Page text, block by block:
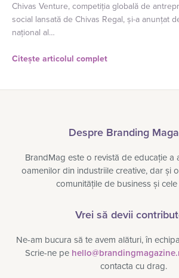
Chivas Venture, competiția globală de
social lansată de Chivas Regal, și-a anunțat
național al…
Citește articolul complet
Despre Branding
BrandMag este o revistă de educație a
oamenilor din industriile creative, dar și
comunitățile de business și cele
Vrei să devii
Ne-am bucura să te avem alături, în
Scrie-ne pe
contacta cu drag.